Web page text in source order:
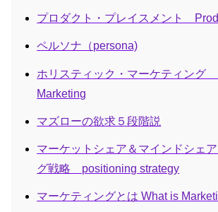
プロダクト・プレイスメント
ペルソナ（persona)
ホリスティック・マーケティング
Marketing
マズローの欲求５段階説
マーケットシェア＆マインドシェ
グ戦略 positioning strategy
マーケティングとは What is